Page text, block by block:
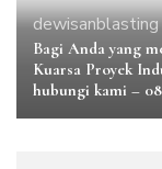
Bagi Anda yang
Kuarsa Proyek
hubungi kami –